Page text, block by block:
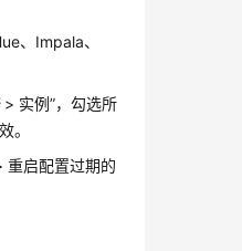
、Impala、
> 实例”，勾选所
。
重启配置过期的